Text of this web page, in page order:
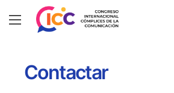
Contactar